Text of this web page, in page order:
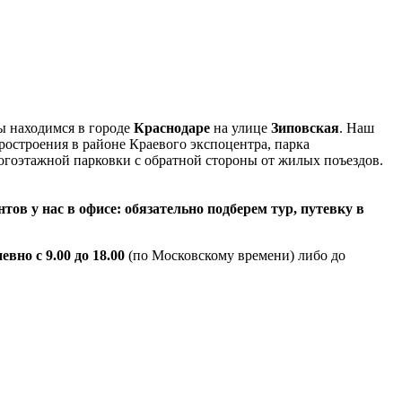
в городе Краснодаре на улице Зиповская. Наш
в районе Краевого экспоцентра, парка
парковки с обратной стороны от жилых поъездов.
у нас в офисе: обязательно подберем тур, путевку в
с 9.00 до 18.00 (по Московскому времени) либо до